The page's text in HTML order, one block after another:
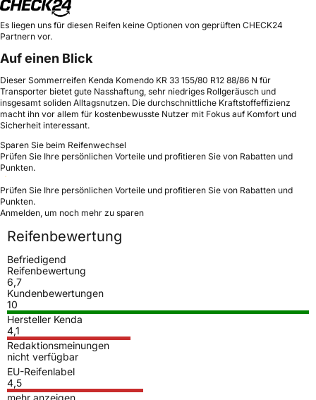
Es liegen uns für diesen Reifen keine Optionen von geprüften CHECK24
Partnern vor.
Auf einen Blick
Dieser Sommerreifen Kenda Komendo KR 33 155/80 R12 88/86 N für
Transporter bietet gute Nasshaftung, sehr niedriges Rollgeräusch und
insgesamt soliden Alltagsnutzen. Die durchschnittliche Kraftstoffeffizienz
macht ihn vor allem für kostenbewusste Nutzer mit Fokus auf Komfort und
Sicherheit interessant.
Sparen Sie beim Reifenwechsel
Prüfen Sie Ihre persönlichen Vorteile und profitieren Sie von Rabatten und
Punkten.
Prüfen Sie Ihre persönlichen Vorteile und profitieren Sie von Rabatten und
Punkten.
Anmelden, um noch mehr zu sparen
Reifenbewertung
Befriedigend
Reifenbewertung
6,7
Kundenbewertungen
10
Hersteller Kenda
4,1
Redaktionsmeinungen
nicht verfügbar
EU-Reifenlabel
4,5
mehr anzeigen